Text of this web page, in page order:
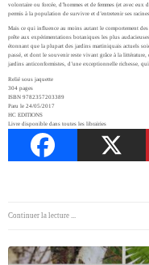
volontaire ou forcée, d’hommes et de femmes (et avec
permis à la population de survivre et d’entretenir ses
Mais ce qui influence au moins autant le comportement
prête aux expérimentations botaniques les plus
étonnant que la plupart des jardins martiniquais actuels
passé, et dont le souvenir reste vivant grâce à la littérature,
jardins anticonformistes, d’une exceptionnelle richesse,
Relié sous jaquette
304 pages
ISBN 9782357203389
Paru le 24/05/2017
HC EDITIONS
Livre disponible dans toutes les librairies
Continuer la lecture ...